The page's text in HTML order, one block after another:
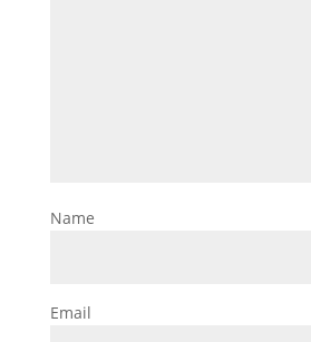
Name
Email